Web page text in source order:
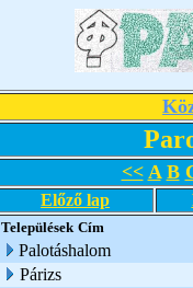
<< A B
Előző lap
Települések Cím
Palotáshalom
Párizs